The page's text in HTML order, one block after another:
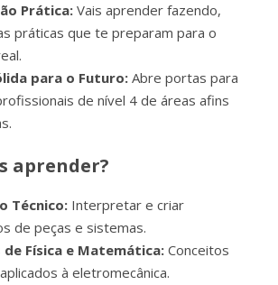
Prática:Vais aprender fazendo,
práticas que te preparam para o
para o Futuro:Abre portas para
de nível 4 de áreas afins
aprender?
Técnico:Interpretar e criar
de peças e sistemas.
de Física e Matemática:Conceitos
à eletromecânica.